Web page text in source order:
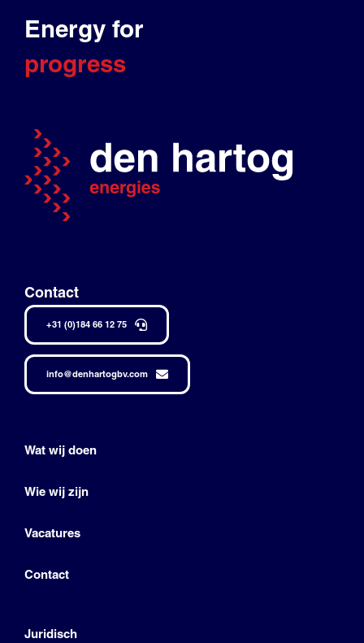
Energy for
progress
Contact
+31 (0)184 66 12 75
info@denhartogbv.com
Wat wij doen
Wie wij zijn
Vacatures
Contact
Juridisch